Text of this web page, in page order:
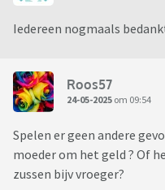
Iedereen nogmaals
Roos57
24-05-2025 om 09:54
Spelen er geen andere
moeder om het geld ? Of
zussen bijv vroeger?